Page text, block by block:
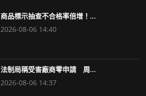
商品標示抽查不合格率倍增！...
2026-08-06 14:40
法制局稱受害廠商零申請 周...
2026-08-06 14:37